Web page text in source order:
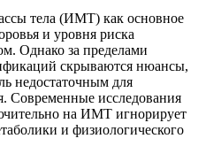
тела (ИМТ) как основное
и уровня риска
Однако за пределами
скрываются нюансы,
недостаточным для
Современные исследования
на ИМТ игнорирует
и физиологического